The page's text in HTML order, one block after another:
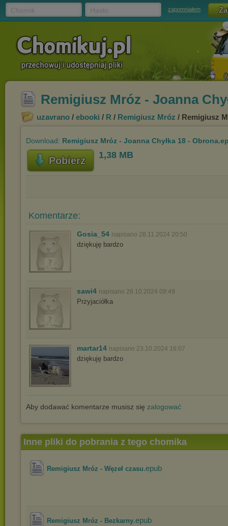
zapomniałem
Remigiusz Mróz - Joanna
uzavrano / ebooki / R / Remigiusz Mróz / Remigiusz
Download: Remigiusz Mróz - Joanna Chyłka 18 -
Pobierz 1,38 MB
Komentarze:
Gosia_54 napisano 28.11.2024 20:50
dziękuję bardzo
sawi4 napisano 28.10.2024 09:49
Przyjaciółka
martar14 napisano 23.10.2024 16:07
dziękuję bardzo
Aby dodawać komentarze musisz się zalogować
Inne pliki do pobrania z tego chomika
Remigiusz Mróz - Węzeł czasu.epub
Remigiusz Mróz - Bezkarny.epub